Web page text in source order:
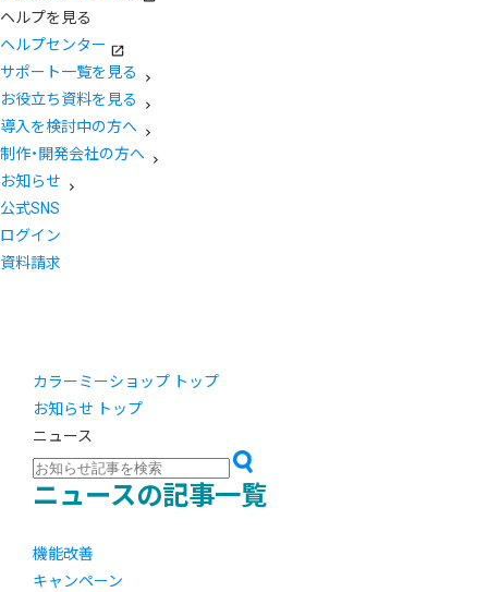
ヘルプを見る
ヘルプセンター
サポート一覧を見る
お役立ち資料を見る
導入を検討中の方へ
制作・開発会社の方へ
お知らせ
公式SNS
ログイン
資料請求
カラーミーショップ トップ
お知らせ トップ
ニュース
ニュースの記事一覧
機能改善
キャンペーン